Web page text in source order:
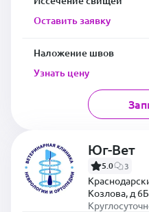
Оставить заявку
Наложение швов
Узнать цену
Юг-Вет
5.0 3
Козлова, д 6Б